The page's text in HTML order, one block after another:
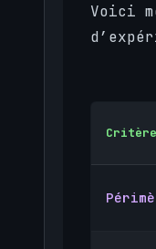
Voici
Critère